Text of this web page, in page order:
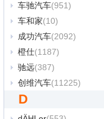
车驰汽车(951)
车和家(10)
成功汽车(2092)
橙仕(1187)
驰远(387)
创维汽车(11225)
D